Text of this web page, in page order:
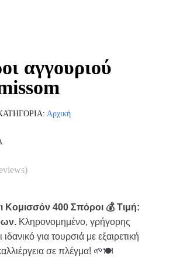
αγγουριού
Αρχική
Κομισσόν 400 Σπόροι 💰 Τιμή:
Κληρονομημένο, γρήγορης
για τουρσιά με εξαιρετική
σε πλέγμα! 🌱🍽️